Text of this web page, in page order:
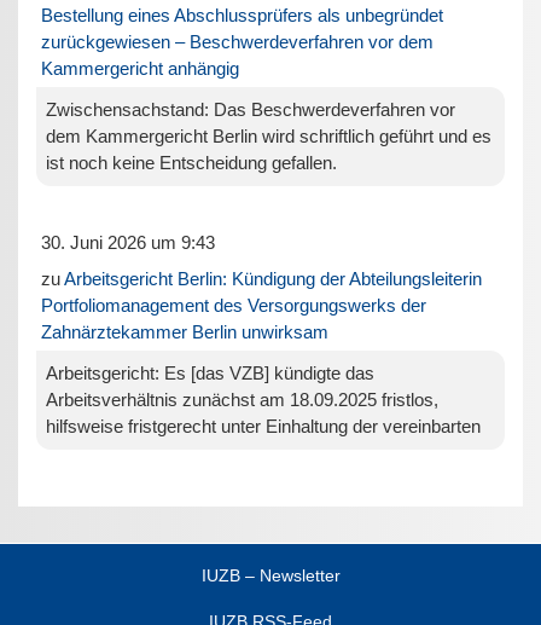
Bestellung eines Abschlussprüfers als unbegründet
zurückgewiesen – Beschwerdeverfahren vor dem
Kammergericht anhängig
Zwischensachstand: Das Beschwerdeverfahren vor
dem Kammergericht Berlin wird schriftlich geführt und es
ist noch keine Entscheidung gefallen.
30. Juni 2026 um 9:43
zuArbeitsgericht Berlin: Kündigung der Abteilungsleiterin
Portfoliomanagement des Versorgungswerks der
Zahnärztekammer Berlin unwirksam
Arbeitsgericht: Es [das VZB] kündigte das
Arbeitsverhältnis zunächst am 18.09.2025 fristlos,
hilfsweise fristgerecht unter Einhaltung der vereinbarten
IUZB – Newsletter